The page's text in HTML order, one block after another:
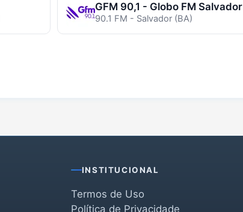
GFM 90,1 - Globo FM Salvador
90.1 FM - Salvador (BA)
INSTITUCIONAL
Termos de Uso
Política de Privacidade